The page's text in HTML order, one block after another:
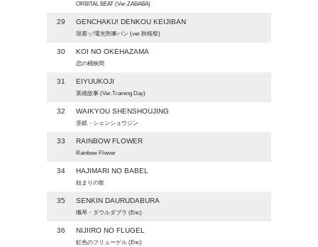
ORBITAL BEAT (Ver.ZABABA)
29 GENCHAKU! DENKOU KEIJIBAN
現着ッ!電光刑事バン (ver.秋桜祭)
30 KOI NO OKEHAZAMA
恋の桶狭間
31 EIYUUKOJI
英雄故事 (Ver.Training Day)
32 WAIKYOU SHENSHOUJING
歪鏡・シェンショウジン
33 RAINBOW FLOWER
Rainbow Flower
34 HAJIMARI NO BABEL
始まりの歌
35 SENKIN DAURUDABURA
殲琴・ダウルダブラ (Enc)
36 NIJIIRO NO FLUGEL
虹色のフリューゲル (Enc)